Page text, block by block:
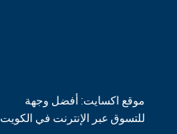
موقع اكسايت: أفضل وجهة
للتسوق عبر الإنترنت في الكويت